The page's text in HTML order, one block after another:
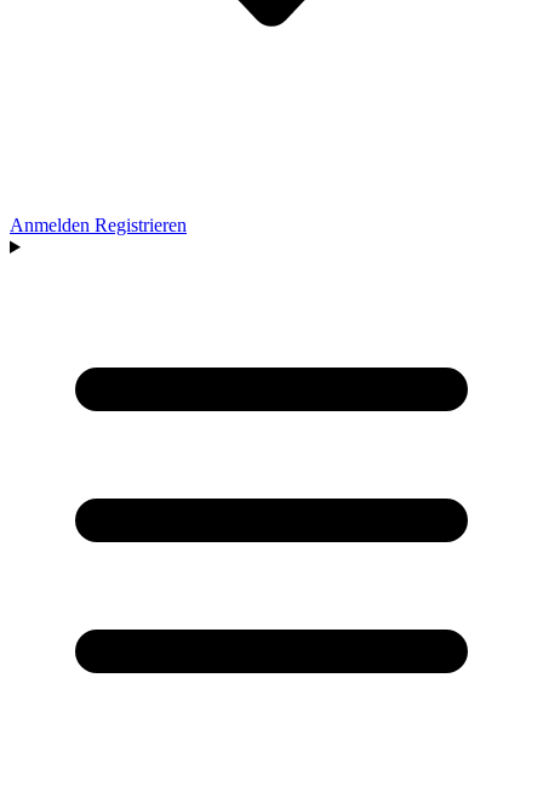
Anmelden Registrieren